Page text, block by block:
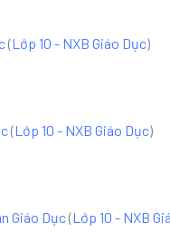
(Lớp 10 - NXB Giáo Dục)
(Lớp 10 - NXB Giáo Dục)
Giáo Dục(Lớp 10 - NXB